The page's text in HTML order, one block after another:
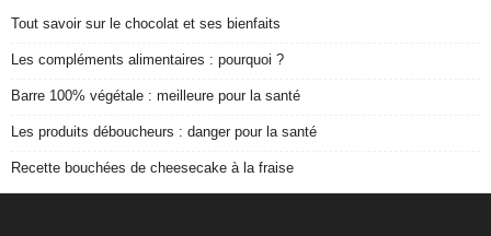
Tout savoir sur le chocolat et ses bienfaits
Les compléments alimentaires : pourquoi ?
Barre 100% végétale : meilleure pour la santé
Les produits déboucheurs : danger pour la santé
Recette bouchées de cheesecake à la fraise